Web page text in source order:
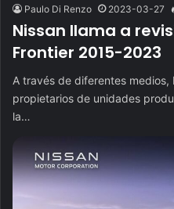
Paulo Di Renzo 2023-03-27
Nissan llama a
Frontier 2015-2023
A través de diferentes medios,
propietarios de unidades
la…